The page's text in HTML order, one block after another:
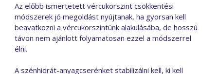
Az előbb ismertetett vércukorszint csökkentési
módszerek jó megoldást nyújtanak, ha gyorsan kell
beavatkozni a vércukorszintünk alakulásába, de hosszú
távon nem ajánlott folyamatosan ezzel a módszerrel
élni.
A szénhidrát-anyagcserénket stabilizálni kell, ki kell